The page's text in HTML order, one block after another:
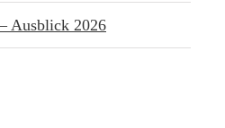
Ausblick 2026